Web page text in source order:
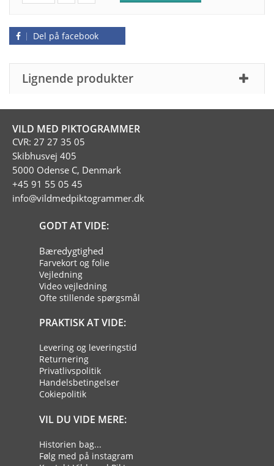
Del på facebook
Lignende produkter
VILD MED PIKTOGRAMMER
CVR: 27 27 35 05
Skibhusvej 405
5000 Odense C, Denmark
+45 91 55 05 45
info@vildmedpiktogrammer.dk
GODT AT VIDE:
Bæredygtighed
Farvekort og folie
Vejledning
Video vejledning
Ofte stillende spørgsmål
PRAKTISK AT VIDE:
Levering og leveringstid
Returnering
Privatlivspolitik
Handelsbetingelser
Cokiepolitik
VIL DU VIDE MERE:
Historien bag...
Følg med på instagram